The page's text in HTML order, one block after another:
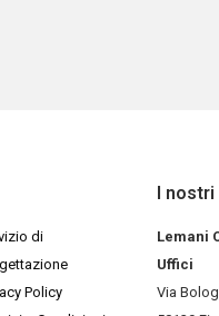
di
Policy
I
Lemani
Uffici
Via